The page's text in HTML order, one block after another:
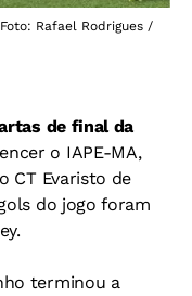
Rafael Rodrigues /
de final da
o IAPE-MA,
CT Evaristo de
do jogo foram
terminou a